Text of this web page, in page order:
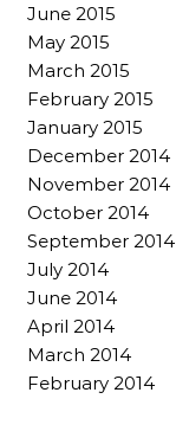
June 2015
May 2015
March 2015
February 2015
January 2015
December 2014
November 2014
October 2014
September 2014
July 2014
June 2014
April 2014
March 2014
February 2014